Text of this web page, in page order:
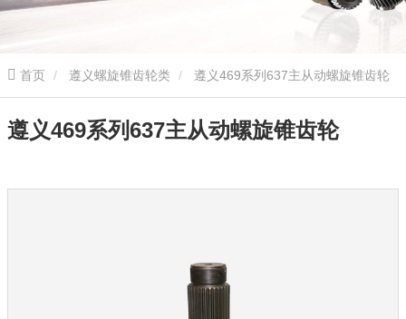
首页 遵义螺旋锥齿轮类 遵义469系列637主从动螺旋锥齿轮
遵义469系列637主从动螺旋锥齿轮